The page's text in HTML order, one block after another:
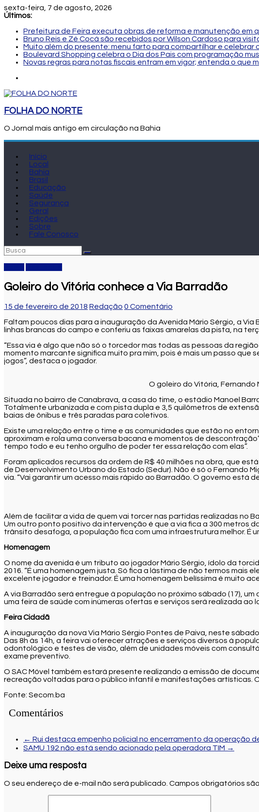
sexta-feira, 7 de agosto, 2026
Últimos:
Prefeitura de Feira executa obras de reforma e manutenção em
Bruno Reis e Zé Cocá são recebidos por Wilson Cardoso para
Muito além do presente: menu farto para compartilhar e celebrar
Boulevard Shopping celebra o Dia dos Pais com programação
Novas regras para notas fiscais entram em vigor; entenda o que
FOLHA DO NORTE
O Jornal mais antigo em circulação na Bahia
Início
Local
Bahia
Brasil
Educação
Saúde
Segurança
Geral
Edições
Sobre
Fale Conosco
Goleiro do Vitória conhece a Via Barradão
15 de fevereiro de 2018 Redação 0 Comentário
Faltam poucos dias para a inauguração da Avenida Mário Sérgio, a
linhas brancas do campo e conferiu as faixas amarelas da pista, na
“Essa via é algo que não só o torcedor mas todas as pessoas da
momento marcante significa muito pra mim, pois é mais um passo
jogos”, destaca o jogador.
O goleiro do Vitória, Fernando
Situada no bairro de Canabrava, a casa do time, o estádio Manoel
Totalmente urbanizada e com pista dupla e 3,5 quilômetros de
baias de ônibus e três paradas para coletivos.
Existe uma relação entre o time e as comunidades que estão no
aproximam e rola uma conversa bacana e momentos de
tempo todo e eu tenho orgulho de poder ter essa relação com elas”.
Foram aplicados recursos da ordem de R$ 40 milhões na obra, que
de Desenvolvimento Urbano do Estado (Sedur). Não é só o Fernando
via. “Vai garantir um acesso mais rápido ao Barradão. O governo está
Além de facilitar a vida de quem vai torcer nas partidas realizadas no
Um outro ponto positivo da intervenção é que a via fica a 300 metros
trânsito desafoga, a população fica com uma infraestrutura melhor. É
Homenagem
O nome da avenida é um tributo ao jogador Mário Sérgio, ídolo da
2016. “É uma homenagem justa. Só fica a lástima de não termos mais
excelente jogador e treinador. É uma homenagem belíssima é muito
A via Barradão será entregue à população no próximo sábado (17),
uma feira de saúde com inúmeras ofertas e serviços será realizada ao
Feira Cidadã
A inauguração da nova Via Mário Sérgio Pontes de Paiva, neste
Das 8h às 14h, a feira vai oferecer atrações e serviços diversos à
odontológico e testes de visão, além de unidades móveis com
exame preventivo.
O SAC Móvel também estará presente realizando a emissão de
recreação voltadas para o público infantil e manifestações artísticas.
Fonte: Secom.ba
Comentários
← Rui destaca empenho policial no encerramento da operação
SAMU 192 não está sendo acionado pela operadora TIM →
Deixe uma resposta
O seu endereço de e-mail não será publicado. Campos obrigatórios